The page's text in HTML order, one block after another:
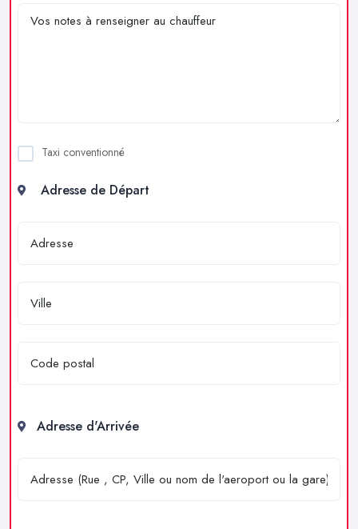
Taxi conventionné
Adresse de Départ
Adresse d'Arrivée